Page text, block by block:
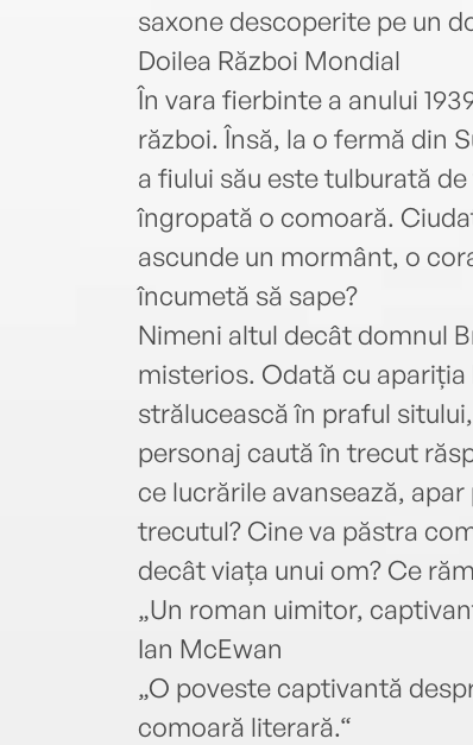
saxone descoperite pe un
Doilea Război Mondial
În vara fierbinte a anului
război. Însă, la o fermă din
a fiului său este tulburată
îngropată o comoară.
ascunde un mormânt, o
încumetă să sape?
Nimeni altul decât domnul
misterios. Odată cu
strălucească în praful
personaj caută în trecut
ce lucrările avansează,
trecutul? Cine va păstra
decât viața unui om? Ce
„Un roman uimitor,
Ian McEwan
„O poveste captivantă
comoară literară.“